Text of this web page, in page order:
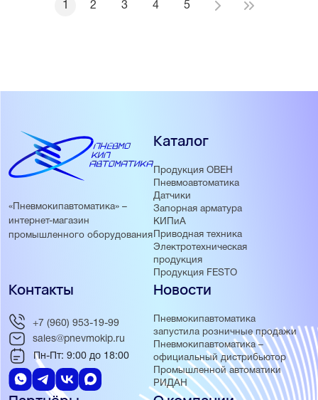
2 3 4 5
«Пневмокипавтоматика» –
интернет-магазин
промышленного оборудования
Каталог
Продукция ОВЕН
Пневмоавтоматика
Датчики
Запорная арматура
КИПиА
Приводная техника
Электротехническая
продукция
Продукция FESTO
Новости
Пневмокипавтоматика
запустила розничные продажи
Пневмокипавтоматика –
официальный дистрибьютор
Промышленной автоматики
РИДАН
Контакты
+7 (960) 953-19-99
sales@pnevmokip.ru
Пн-Пт: 9:00 до 18:00